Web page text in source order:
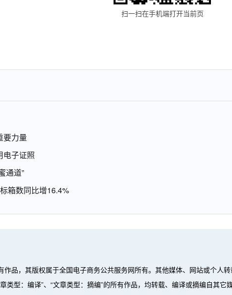
扫一扫在手机端打开当前页
要力量
电子证照
通道”
箱数同比增16.4%
作品，其版权属于全国电子商务公共服务网所有。其他媒体、网站或个人
类型：编译”、“文章类型：摘编”的所有作品，均转载、编译或摘编自其